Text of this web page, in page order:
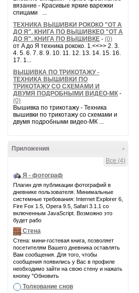
вязание - Красивые яркие варежки
спицами ...
ТЕХНИКА ВЫШИВКИ РОКОКО "ОТ А
ДО Я". КНИГА ПО ВЫШИВКЕО "ОТ А
ДО Я". КНИГА ПО ВЫШИВКЕ - (0)
от A до Я техника рококо. 1.<<>> 2. 3.
4. 5. 6. 7. 8. 9. 10. 11. 12. 13. 14. 15. 16.
17. 1...
ВЫШИВКА ПО ТРИКОТАЖУ -
ТЕХНИКА ВЫШИВКИ ПО
ТРИКОТАЖУ СО СХЕМАМИ И
ДВУМЯ ПОДРОБНЫМИ ВИДЕО-МК -
(0)
Вышивка по трикотажу - Техника
вышивки по трикотажу со схемами и
двумя подробными видео-МК ...
-
Приложения
Все (4)
Я - фотограф
Плагин для публикации фотографий в
дневнике пользователя. Минимальные
системные требования: Internet Explorer 6,
Fire Fox 1.5, Opera 9.5, Safari 3.1.1 со
включенным JavaScript. Возможно это
будет рабо
Стена
Стена: мини-гостевая книга, позволяет
посетителям Вашего дневника оставлять
Вам сообщения. Для того, чтобы
сообщения появились у Вас в профиле
необходимо зайти на свою стену и нажать
кнопку "Обновить
Толкование снов